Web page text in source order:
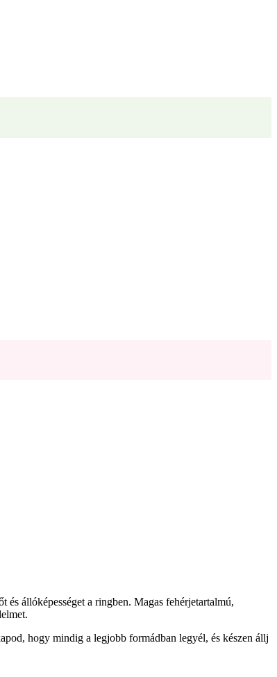
és állóképességet a ringben. Magas fehérjetartalmú,
hogy mindig a legjobb formádban legyél, és készen állj